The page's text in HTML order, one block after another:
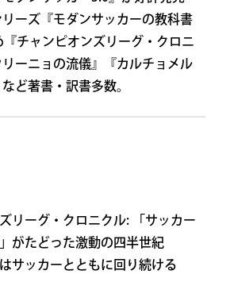
ーズ『モダンサッカーの教科書
『チャンピオンズリーグ・クロニ
ーニョの流儀』『カルチョメル
ど著書・訳書多数。
リーグ・クロニクル: 「サッカー
がたどった激動の四半世紀
サッカーとともに回り続ける